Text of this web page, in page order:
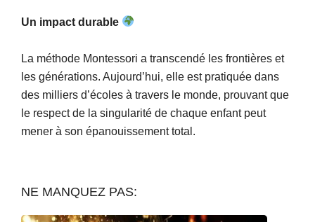
Un impact durable
La méthode Montessori a transcendé les frontières et
les générations. Aujourd’hui, elle est pratiquée dans
des milliers d’écoles à travers le monde, prouvant que
le respect de la singularité de chaque enfant peut
mener à son épanouissement total.
NE MANQUEZ PAS: